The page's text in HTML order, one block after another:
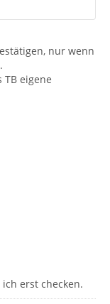
nur wenn
eigene
erst checken.